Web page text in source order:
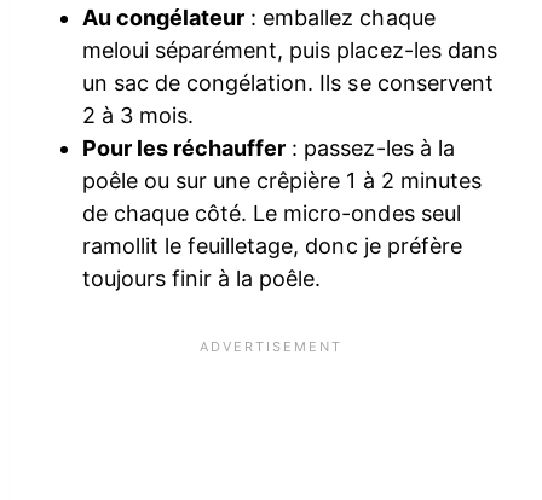
Au congélateur : emballez chaque
meloui séparément, puis placez-les dans
un sac de congélation. Ils se conservent
2 à 3 mois.
Pour les réchauffer : passez-les à la
poêle ou sur une crêpière 1 à 2 minutes
de chaque côté. Le micro-ondes seul
ramollit le feuilletage, donc je préfère
toujours finir à la poêle.